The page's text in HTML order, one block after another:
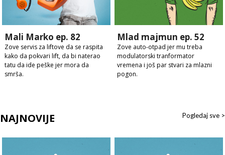
Mali Marko ep. 82
Zove servis za liftove da se raspita
kako da pokvari lift, da bi naterao
tatu da ide peške jer mora da
smrša.
Mlad majmun ep. 52
Zove auto-otpad jer mu treba
modulatorski tranformator
vremena i još par stvari za mlazni
pogon.
NAJNOVIJE Pogledaj sve >